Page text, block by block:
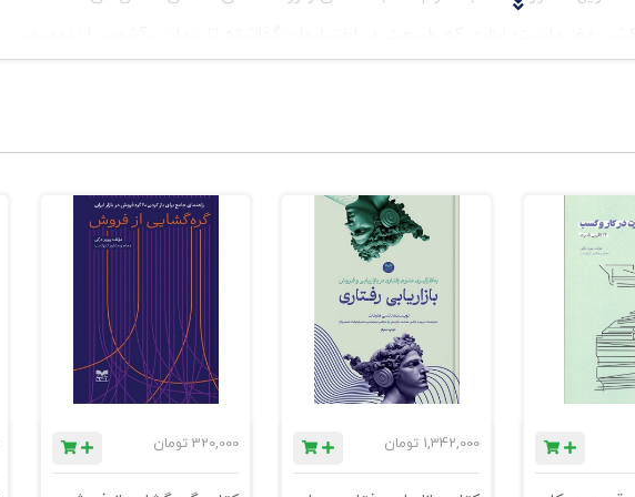
ذاتاً مجذوب آدم‌ها می‌شویم، با همه‌ی نقص‌ها و ضعف‌هاشان، با همه‌ی تقلایشان
پنهانشان در تضاد است. این کتاب به شما می‌آموزد که چگونه “عیب مقدس”
درک مشتری) موتور اصلی روایت را روشن می‌کند و معنا می‌آفریند. “پرسش
تمام آثار دراماتیک است. کشف می‌کنید که شخصیت‌ها (و خود ما) چگونه در
هر پیچ‌وتاب ماجرا، از آن کسی که از آب درمی‌آیند، شگفت‌زده می‌شوند. “زخم
تجربه‌های اولیه زندگی، "زخم ریشه"ای را در شخصیت‌ها ایجاد می‌کند که باورهای
را توجیه می‌کند. با شناخت این زخم‌ها، شخصیت‌هایی خلق می‌کنید که واقعی
1,342,000 تومان 320,000 تومان